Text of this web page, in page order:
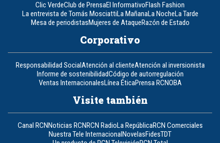
Clic VerdeClub de PrensaEl InformativoFlash Fashion
La entrevista de Tomás MosciattiLa MañanaLa NocheLa Tarde
Mesa de periodistasMujeres de AtaqueRazón de Estado
Corporativo
Responsabilidad SocialAtención al clienteAtención al inversionista
Informe de sostenibilidadCódigo de autorregulación
Ventas InternacionalesLínea ÉticaPrensa RCNOBA
Visite también
Canal RCNNoticias RCNRCN RadioLa RepúblicaRCN Comerciales
Nuestra Tele InternacionalNovelasFidesTDT